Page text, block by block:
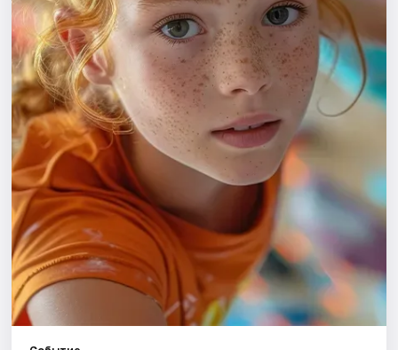
Города
Площадки
Артисты
Рейтинги